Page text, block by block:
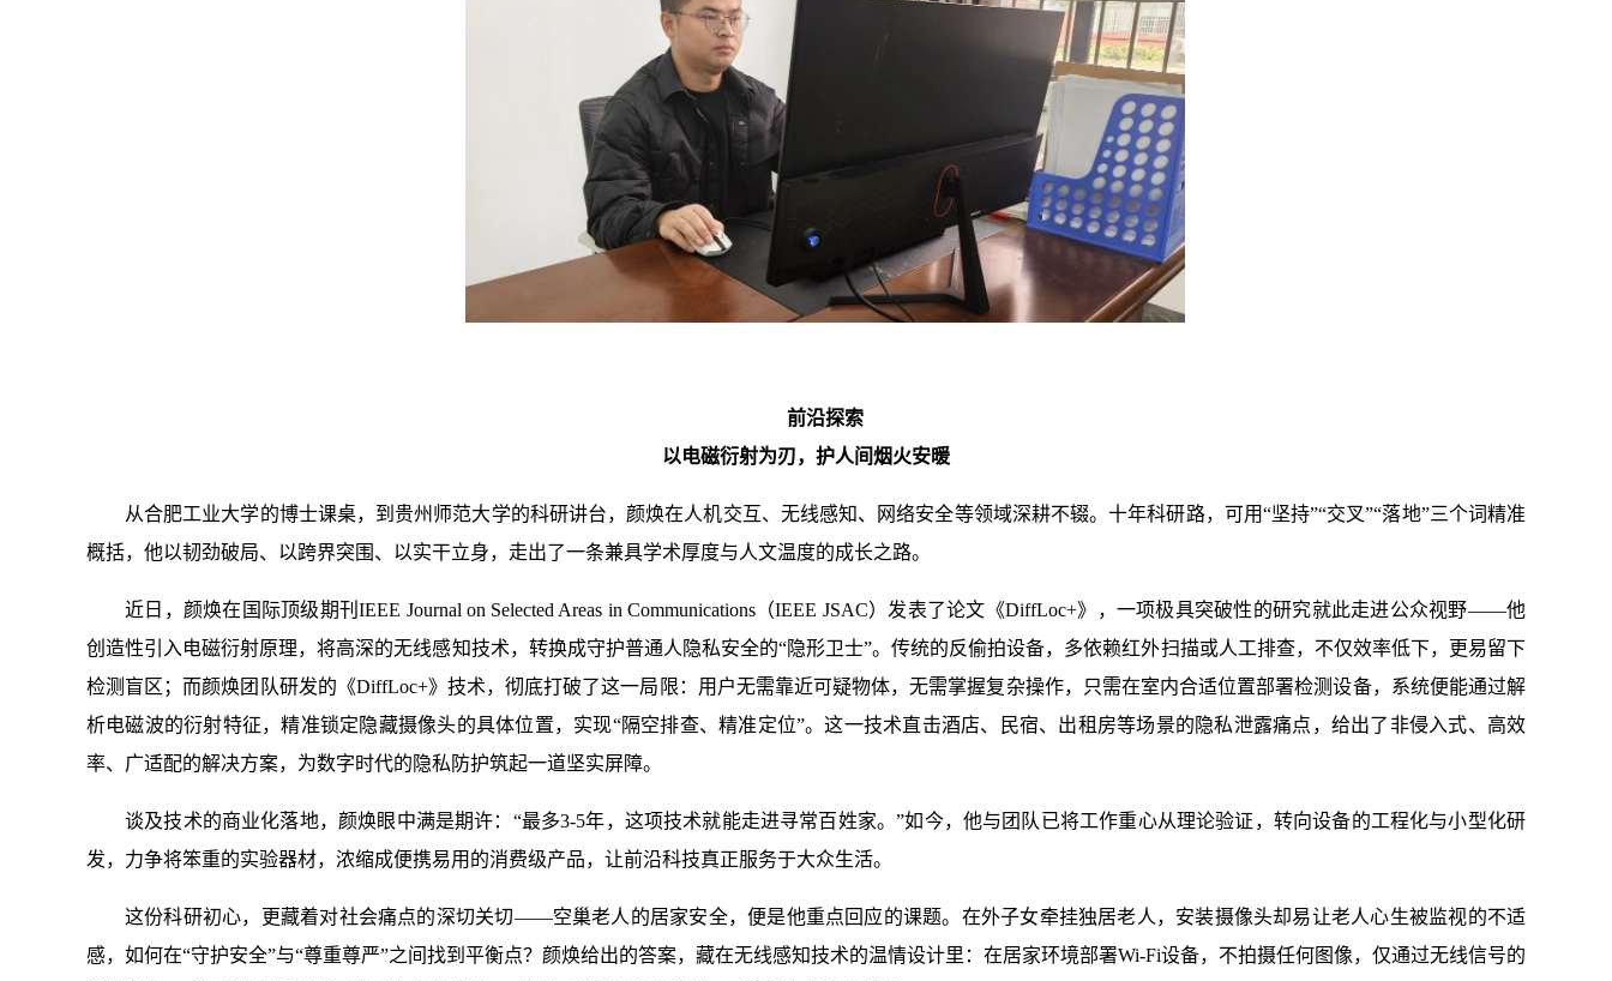
前沿探索
以电磁衍射为刃，护人间烟火安暖
从合肥工业大学的博士课桌，到贵州师范大学的科研讲台，颜焕在人机交互、无线感知、网络安全等领域深耕不辍。十年科研路，可用“坚持”“交叉”“落地”三个词精准
概括，他以韧劲破局、以跨界突围、以实干立身，走出了一条兼具学术厚度与人文温度的成长之路。
近日，颜焕在国际顶级期刊IEEE Journal on Selected Areas in Communications（IEEE JSAC）发表了论文《DiffLoc+》，一项极具突破性的研究就此走进公众视野——他
创造性引入电磁衍射原理，将高深的无线感知技术，转换成守护普通人隐私安全的“隐形卫士”。传统的反偷拍设备，多依赖红外扫描或人工排查，不仅效率低下，更易留下
检测盲区；而颜焕团队研发的《DiffLoc+》技术，彻底打破了这一局限：用户无需靠近可疑物体，无需掌握复杂操作，只需在室内合适位置部署检测设备，系统便能通过解
析电磁波的衍射特征，精准锁定隐藏摄像头的具体位置，实现“隔空排查、精准定位”。这一技术直击酒店、民宿、出租房等场景的隐私泄露痛点，给出了非侵入式、高效
率、广适配的解决方案，为数字时代的隐私防护筑起一道坚实屏障。
谈及技术的商业化落地，颜焕眼中满是期许：“最多3-5年，这项技术就能走进寻常百姓家。”如今，他与团队已将工作重心从理论验证，转向设备的工程化与小型化研
发，力争将笨重的实验器材，浓缩成便携易用的消费级产品，让前沿科技真正服务于大众生活。
这份科研初心，更藏着对社会痛点的深切关切——空巢老人的居家安全，便是他重点回应的课题。在外子女牵挂独居老人，安装摄像头却易让老人心生被监视的不适
感，如何在“守护安全”与“尊重尊严”之间找到平衡点？颜焕给出的答案，藏在无线感知技术的温情设计里：在居家环境部署Wi-Fi设备，不拍摄任何图像，仅通过无线信号的